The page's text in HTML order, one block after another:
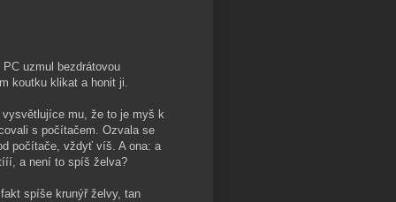
uzmul bezdrátovou
koutku klikat a honit ji.
mu, že to je myš k
s počítačem. Ozvala se
počítače, vždyť víš. A ona: a
a není to spíš želva?
spíše krunýř želvy, tan